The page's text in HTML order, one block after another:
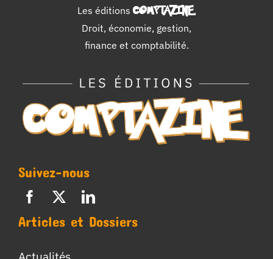
Les éditions COMPTAZINE.
Droit, économie, gestion,
finance et comptabilité.
Suivez-nous
Articles et Dossiers